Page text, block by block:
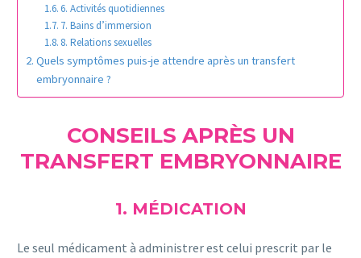
6. Activités quotidiennes
7. Bains d’immersion
8. Relations sexuelles
Quels symptômes puis-je attendre après un transfert
embryonnaire ?
CONSEILS APRÈS UN
TRANSFERT EMBRYONNAIRE
1. MÉDICATION
Le seul médicament à administrer est celui prescrit par le